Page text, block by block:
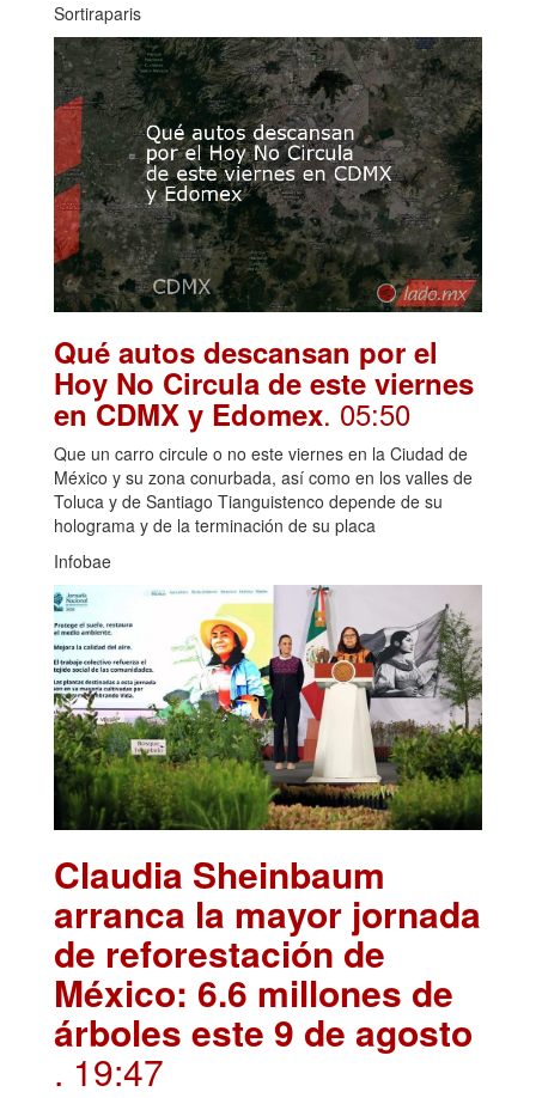
Sortiraparis
Qué autos descansan por el
Hoy No Circula de este viernes
en CDMX y Edomex. 05:50
Que un carro circule o no este viernes en la Ciudad de
México y su zona conurbada, así como en los valles de
Toluca y de Santiago Tianguistenco depende de su
holograma y de la terminación de su placa
Infobae
Claudia Sheinbaum
arranca la mayor jornada
de reforestación de
México: 6.6 millones de
árboles este 9 de agosto
. 19:47